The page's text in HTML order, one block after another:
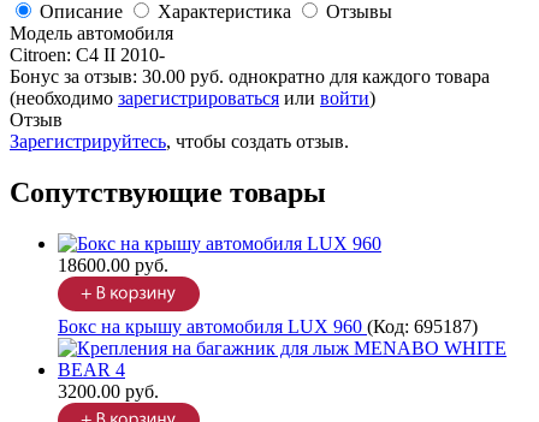
Описание Характеристика
Отзывы
Модель автомобиля
Citroen: C4 II 2010-
Бонус за отзыв: 30.00 руб. однократно для каждого товара
(необходимо зарегистрироваться или войти)
Отзыв
Зарегистрируйтесь, чтобы создать отзыв.
Сопутствующие товары
18600.00 руб.
Бокс на крышу автомобиля LUX 960 (Код: 695187)
3200.00 руб.